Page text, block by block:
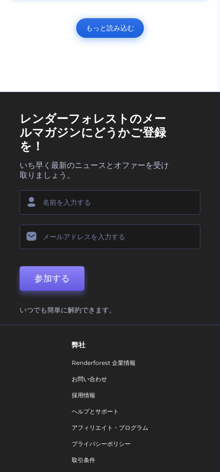
もっと読み込む
レンダーフォレストのメー
ルマガジンにどうかご登録
を！
いち早く最新のニュースとオファーを受け
取りましょう。
参加する
いつでも簡単に解約できます。
弊社
Renderforest 企業情報
お問い合わせ
採用情報
ヘルプとサポート
アフィリエイト・プログラム
プライバシーポリシー
取引条件